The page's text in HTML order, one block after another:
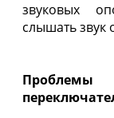
звуковых
слышать звук